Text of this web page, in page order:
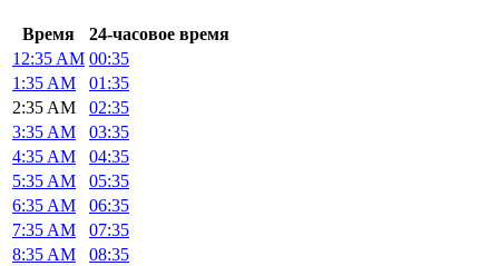
Время
24-часовое время
12:35 AM 00:35
1:35 AM
01:35
2:35 AM
02:35
3:35 AM
03:35
4:35 AM
04:35
5:35 AM
05:35
6:35 AM
06:35
7:35 AM
07:35
8:35 AM
08:35